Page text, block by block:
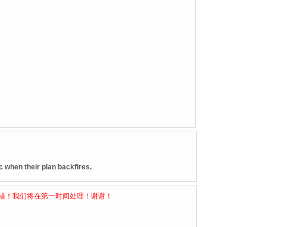
when their plan backfires.
我们将在第一时间处理！谢谢！